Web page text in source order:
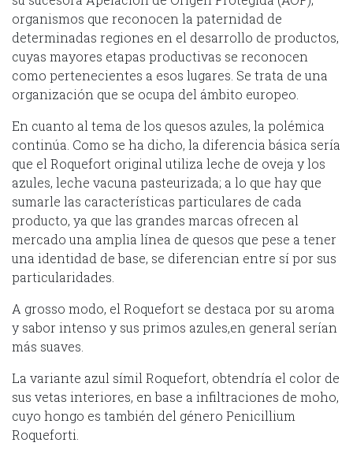
organismos que reconocen la paternidad de
determinadas regiones en el desarrollo de productos,
cuyas mayores etapas productivas se reconocen
como pertenecientes a esos lugares. Se trata de una
organización que se ocupa del ámbito europeo.
En cuanto al tema de los quesos azules, la polémica
continúa. Como se ha dicho, la diferencia básica sería
que el Roquefort original utiliza leche de oveja y los
azules, leche vacuna pasteurizada; a lo que hay que
sumarle las características particulares de cada
producto, ya que las grandes marcas ofrecen al
mercado una amplia línea de quesos que pese a tener
una identidad de base, se diferencian entre sí por sus
particularidades.
A grosso modo, el Roquefort se destaca por su aroma
y sabor intenso y sus primos azules,en general serían
más suaves.
La variante azul símil Roquefort, obtendría el color de
sus vetas interiores, en base a infiltraciones de moho,
cuyo hongo es también del género Penicillium
Roqueforti.